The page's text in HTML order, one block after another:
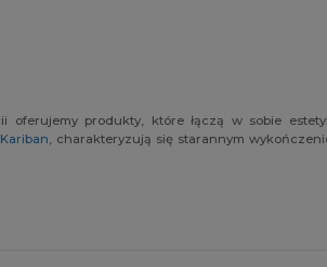
produkty, które łączą w sobie
Kariban, charakteryzują się starannym